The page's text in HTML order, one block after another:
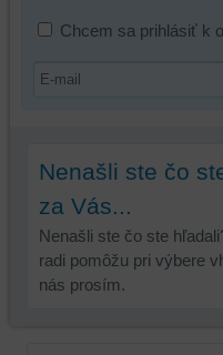
Chcem sa prihlásiť k
Nenašli ste čo
za Vás...
Nenašli ste čo ste
radi pomôžu pri výbere
nás prosím.